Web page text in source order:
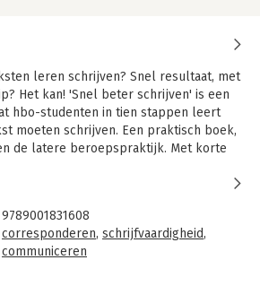
leren schrijven? Snel resultaat, met
Het kan! 'Snel beter schrijven' is een
hbo-studenten in tien stappen leert
moeten schrijven. Een praktisch boek,
de latere beroepspraktijk. Met korte
Studenten kunnen er direct mee
cirkel van Sinek: Waarom schrijf je?
gebruik je? Snel beter schrijven
9789001831608
corresponderen, schrijfvaardigheid,
communiceren